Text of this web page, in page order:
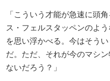
「こういう才能が急速に頭
ス・フェルスタッペンのよ
を思い浮かべる。今はそう
だ。ただ、それが今のマシ
ないだろう？」